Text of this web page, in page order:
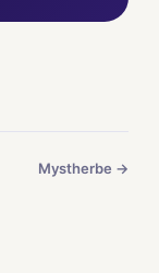
Mystherbe →